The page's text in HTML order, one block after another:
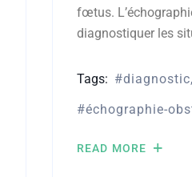
fœtus.
diagnostiquer les
Tags: diagnostic
échographie-
READ MORE